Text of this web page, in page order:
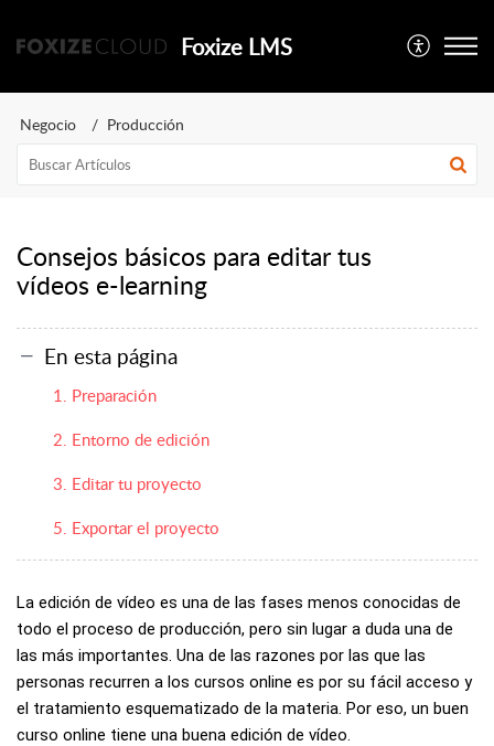
Foxize LMS
Negocio Producción
Consejos básicos para editar tus
vídeos e-learning
En esta página
1. Preparación
2. Entorno de edición
3. Editar tu proyecto
5. Exportar el proyecto
La edición de vídeo es una de las fases menos conocidas de
todo el proceso de producción, pero sin lugar a duda una de
las más importantes. Una de las razones por las que las
personas recurren a los cursos online es por su fácil acceso y
el tratamiento esquematizado de la materia. Por eso, un buen
curso online tiene una buena edición de vídeo.